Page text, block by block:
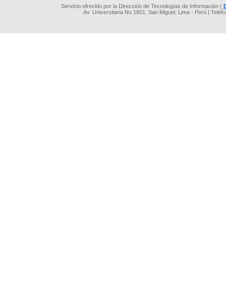
Servicio ofrecido por la Dirección de Tecnologías de Información (
Av. Universitaria No 1801, San Miguel, Lima - Perú |